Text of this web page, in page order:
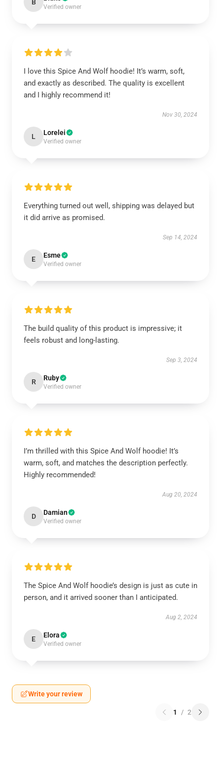
B
Verified owner
I love this Spice And Wolf hoodie! It’s warm, soft,
and exactly as described. The quality is excellent
and I highly recommend it!
Nov 30, 2024
L Lorelei
Verified owner
Everything turned out well, shipping was delayed but
it did arrive as promised.
Sep 14, 2024
E Esme
Verified owner
The build quality of this product is impressive; it
feels robust and long-lasting.
Sep 3, 2024
R Ruby
Verified owner
I’m thrilled with this Spice And Wolf hoodie! It’s
warm, soft, and matches the description perfectly.
Highly recommended!
Aug 20, 2024
D Damian
Verified owner
The Spice And Wolf hoodie’s design is just as cute in
person, and it arrived sooner than I anticipated.
Aug 2, 2024
E Elora
Verified owner
Write your review
1 / 2